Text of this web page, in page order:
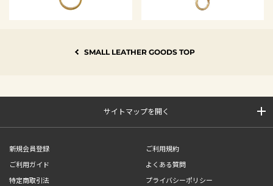
SMALL LEATHER GOODS TOP
サイトマップを開く
新規会員登録
ご利用規約
ご利用ガイド
よくある質問
特定商取引法
プライバシーポリシー